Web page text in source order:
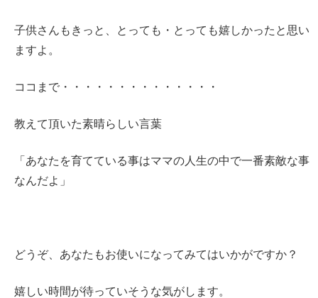
子供さんもきっと、とっても・とっても嬉しかったと思い
ますよ。
ココまで・・・・・・・・・・・・・・
教えて頂いた素晴らしい言葉
「あなたを育てている事はママの人生の中で一番素敵な事
なんだよ」
どうぞ、あなたもお使いになってみてはいかがですか？
嬉しい時間が待っていそうな気がします。